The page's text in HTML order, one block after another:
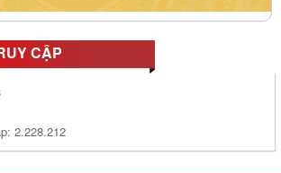
CẬP
2.228.212